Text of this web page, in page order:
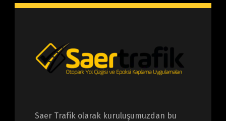
Saer Trafik olarak kuruluşumuzdan bu